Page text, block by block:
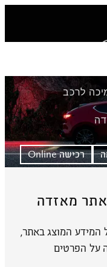
לרכב
רכישה Online
מאזדה
המוצג באתר,
הפרטים